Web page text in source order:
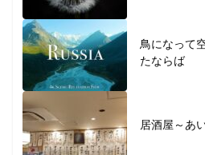
鳥になって
たならば
居酒屋～あ